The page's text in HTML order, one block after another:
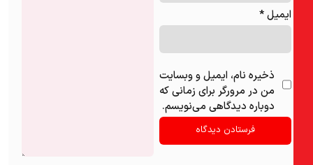
ایمیل*
ذخیره نام، ایمیل و وبسایت
من در مرورگر برای زمانی که
دوباره دیدگاهی می‌نویسم.